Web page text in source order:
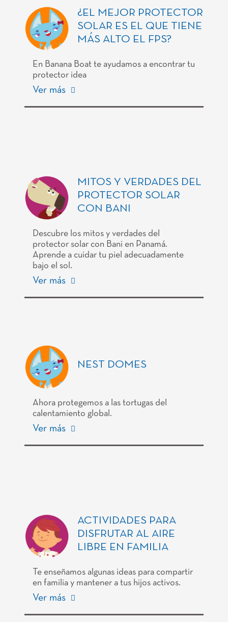
¿EL MEJOR PROTECTOR
SOLAR ES EL QUE TIENE
MÁS ALTO EL FPS?
En Banana Boat te ayudamos a encontrar tu
protector idea
Ver más
MITOS Y VERDADES DEL
PROTECTOR SOLAR
CON BANI
Descubre los mitos y verdades del
protector solar con Bani en Panamá.
Aprende a cuidar tu piel adecuadamente
bajo el sol.
Ver más
NEST DOMES
Ahora protegemos a las tortugas del
calentamiento global.
Ver más
ACTIVIDADES PARA
DISFRUTAR AL AIRE
LIBRE EN FAMILIA
Te enseñamos algunas ideas para compartir
en familia y mantener a tus hijos activos.
Ver más